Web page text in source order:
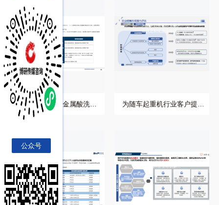
博研咨询公司为金属酸
洗行业提供专业培训服
博研咨询公司为金属酸洗行
业提供专业培训服务
为随车起重机行业客户
提供定制化企业培训服
为随车起重机行业客户提供
为制动器制造企业提供
为某工业气体公司提供
定制化的企业培训解决
方
公众号